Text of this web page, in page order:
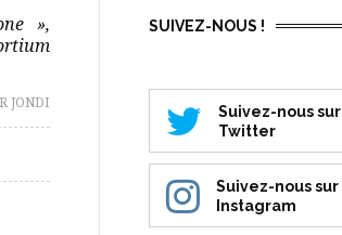
»,
JONDI
SUIVEZ-NOUS !
Suivez-nous sur
Twitter
Suivez-nous sur
Instagram